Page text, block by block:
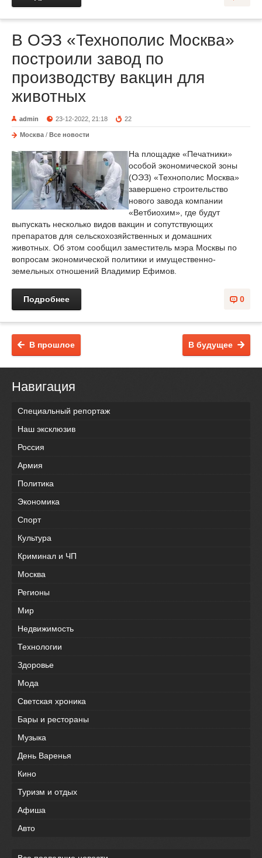
В ОЭЗ «Технополис Москва»
построили завод по
производству вакцин для
животных
admin 23-12-2022, 21:18 22
Москва / Все новости
На площадке «Печатники»
особой экономической зоны
(ОЭЗ) «Технополис Москва»
завершено строительство
нового завода компании
«Ветбиохим», где будут
выпускать несколько видов вакцин и сопутствующих
препаратов для сельскохозяйственных и домашних
животных. Об этом сообщил заместитель мэра Москвы по
вопросам экономической политики и имущественно-
земельных отношений Владимир Ефимов.
0
Подробнее
В будущее
В прошлое
Навигация
Специальный репортаж
Наш эксклюзив
Россия
Армия
Политика
Экономика
Спорт
Культура
Криминал и ЧП
Москва
Регионы
Мир
Недвижимость
Технологии
Здоровье
Мода
Светская хроника
Бары и рестораны
Музыка
День Варенья
Кино
Туризм и отдых
Афиша
Авто